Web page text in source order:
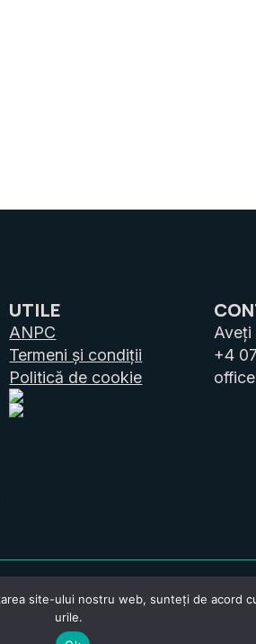
UTILE
ANPC
Termeni și condiții
Politică de cookie
Aveți
+4
site-ului nostru web, sunteți de acord
urile.